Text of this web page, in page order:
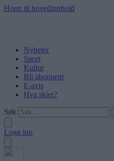
Hopp til hovedinnhold
Nyheter
Sport
Kultur
Bli abonnent
E-avis
Hva skjer?
Søk
Logg inn